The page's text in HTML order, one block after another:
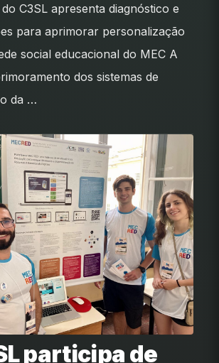
C3SL apresenta diagnóstico e
para aprimorar personalização
social educacional do MEC A
dos sistemas de
da …
participa de